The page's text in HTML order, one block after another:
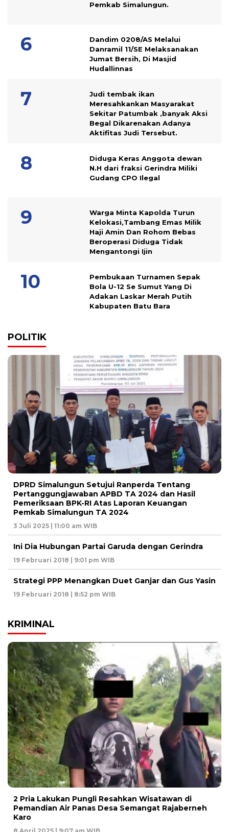
Pemkab Simalungun.
Dandim 0208/AS Melalui
Danramil 11/SE Melaksanakan
Jumat Bersih, Di Masjid
Hudallinnas
Judi tembak ikan
Meresahkankan Masyarakat
Sekitar Patumbak ,banyak Aksi
Begal Dikarenakan Adanya
Aktifitas Judi Tersebut.
Diduga Keras Anggota dewan
N.H dari fraksi Gerindra Miliki
Gudang CPO Ilegal
Warga Minta Kapolda Turun
Kelokasi,Tambang Emas Milik
Haji Amin Dan Rohom Bebas
Beroperasi Diduga Tidak
Mengantongi Ijin
Pembukaan Turnamen Sepak
Bola U-12 Se Sumut Yang Di
Adakan Laskar Merah Putih
Kabupaten Batu Bara
POLITIK
DPRD Simalungun Setujui Ranperda Tentang
Pertanggungjawaban APBD TA 2024 dan Hasil
Pemeriksaan BPK-RI Atas Laporan Keuangan
Pemkab Simalungun TA 2024
3 Juli 2025 | 11:00 am WIB
Ini Dia Hubungan Partai Garuda dengan Gerindra
19 Februari 2018 | 9:01 pm WIB
Strategi PPP Menangkan Duet Ganjar dan Gus Yasin
19 Februari 2018 | 8:52 pm WIB
KRIMINAL
2 Pria Lakukan Pungli Resahkan Wisatawan di
Pemandian Air Panas Desa Semangat Rajaberneh
Karo